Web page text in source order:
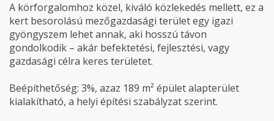
A körforgalomhoz közel, kiváló közlekedés mellett, ez a
kert besorolású mezőgazdasági terület egy igazi
gyöngyszem lehet annak, aki hosszú távon
gondolkodik – akár befektetési, fejlesztési, vagy
gazdasági célra keres területet.
Beépíthetőség: 3%, azaz 189 m² épület alapterület
kialakítható, a helyi építési szabályzat szerint.